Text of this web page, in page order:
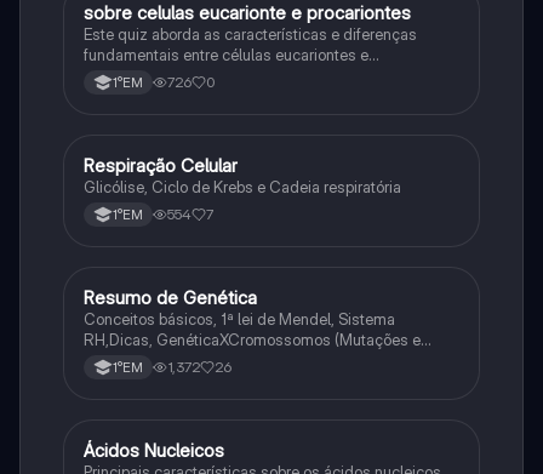
Biologia
sobre celulas eucarionte e procariontes
Este quiz aborda as características e diferenças
fundamentais entre células eucariontes e
procariontes.
1°EM 726 0
Biologia
Respiração Celular
Glicólise, Ciclo de Krebs e Cadeia respiratória
1°EM 554 7
Biologia
Resumo de Genética
Conceitos básicos, 1ª lei de Mendel, Sistema
RH,Dicas, GenéticaXCromossomos (Mutações e
Variações Genéticas).
1°EM 1,372 26
Biologia
Ácidos Nucleicos